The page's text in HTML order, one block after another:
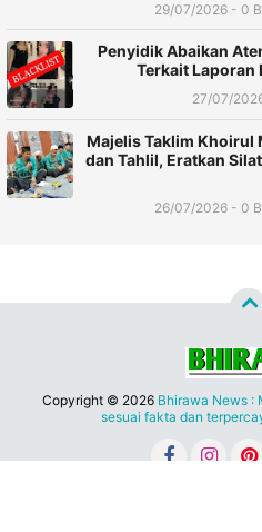
29/07/2026 - 0
Penyidik Abaikan
Terkait Laporan
27/07/
Majelis Taklim Khoirul
dan Tahlil, Eratkan
26/07/2026 - 0
Copyright © 2026 Bhirawa News :
sesuai fakta dan